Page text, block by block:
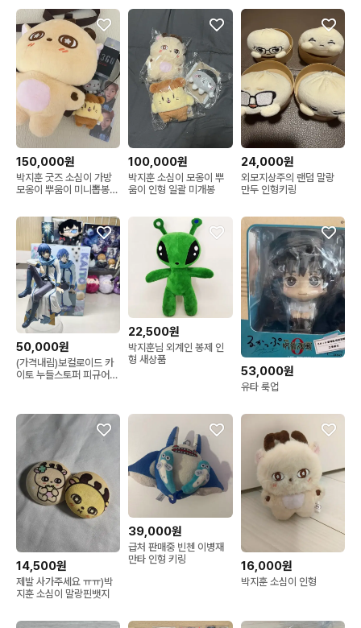
150,000원
박지훈 굿즈 소심이 가방
모옹이 뿌움이 미니뽑봉
100,000원
박지훈 소심이 모옹이 뿌
움이 인형 일괄 미개봉
24,000원
외모지상주의 랜덤 말랑
만두 인형키링
50,000원
(가격내림)보컬로이드 카
이토 누들스토퍼 피규어
22,500원
박지훈님 외계인 봉제 인
형 새상품
53,000원
유타 룩업
14,500원
제발 사가주세요 ㅠㅠ)박
지훈 소심이 말랑핀뱃지
39,000원
급처 판매중 빈첸 이병재
만타 인형 키링
16,000원
박지훈 소심이 인형